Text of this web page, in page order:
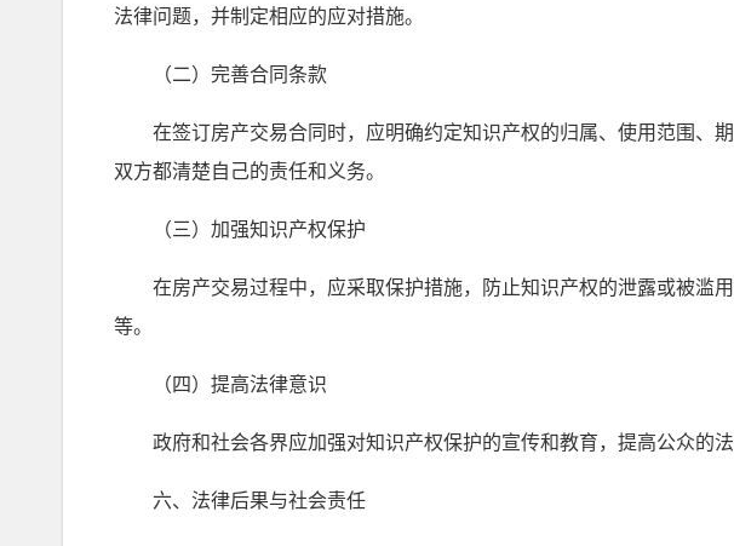
法律问题，并制定相应的应对措施。
（二）完善合同条款
在签订房产交易合同时，应明确约定知识产权的归属、使用范围、
双方都清楚自己的责任和义务。
（三）加强知识产权保护
在房产交易过程中，应采取保护措施，防止知识产权的泄露或被滥
等。
（四）提高法律意识
政府和社会各界应加强对知识产权保护的宣传和教育，提高公众的法
六、法律后果与社会责任